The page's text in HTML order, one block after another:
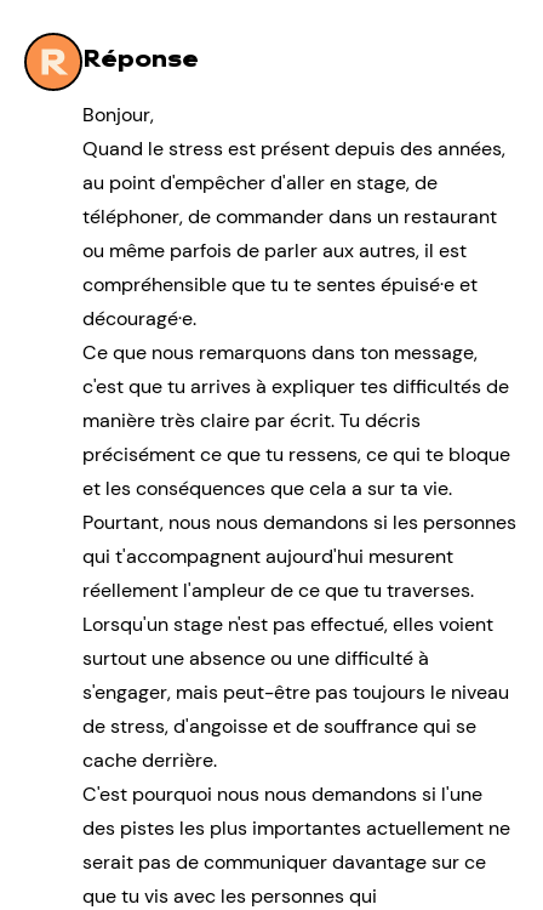
Réponse
Bonjour,
Quand le stress est présent depuis des années,
au point d'empêcher d'aller en stage, de
téléphoner, de commander dans un restaurant
ou même parfois de parler aux autres, il est
compréhensible que tu te sentes épuisé·e et
découragé·e.
Ce que nous remarquons dans ton message,
c'est que tu arrives à expliquer tes difficultés de
manière très claire par écrit. Tu décris
précisément ce que tu ressens, ce qui te bloque
et les conséquences que cela a sur ta vie.
Pourtant, nous nous demandons si les personnes
qui t'accompagnent aujourd'hui mesurent
réellement l'ampleur de ce que tu traverses.
Lorsqu'un stage n'est pas effectué, elles voient
surtout une absence ou une difficulté à
s'engager, mais peut-être pas toujours le niveau
de stress, d'angoisse et de souffrance qui se
cache derrière.
C'est pourquoi nous nous demandons si l'une
des pistes les plus importantes actuellement ne
serait pas de communiquer davantage sur ce
que tu vis avec les personnes qui